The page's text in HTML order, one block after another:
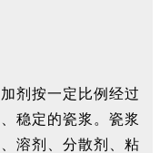
剂按一定比例经过
稳定的瓷浆。瓷浆
溶剂、分散剂、粘